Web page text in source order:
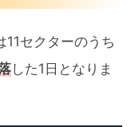
セクターのうち
した1日となりま